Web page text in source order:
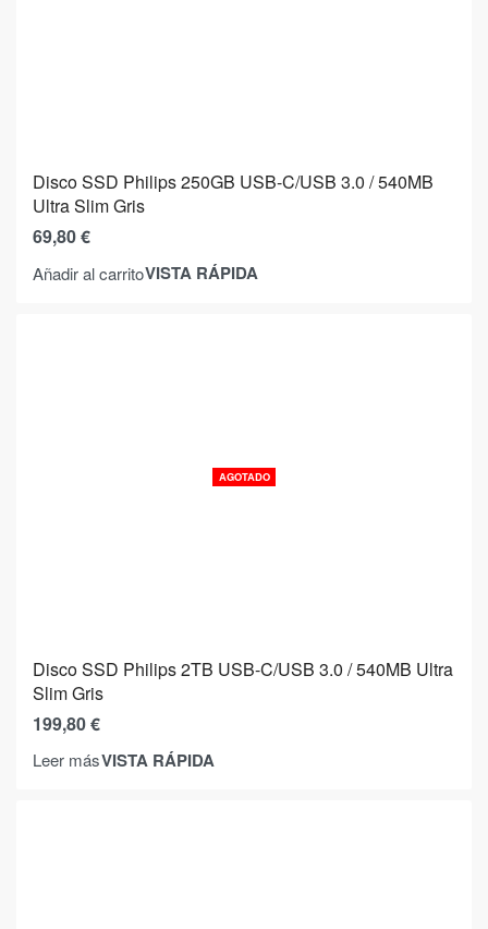
Disco SSD Philips 250GB USB-C/USB 3.0 / 540MB
Ultra Slim Gris
69,80€
Añadir al carritoVISTA RÁPIDA
AGOTADO
Disco SSD Philips 2TB USB-C/USB 3.0 / 540MB Ultra
Slim Gris
199,80€
Leer másVISTA RÁPIDA